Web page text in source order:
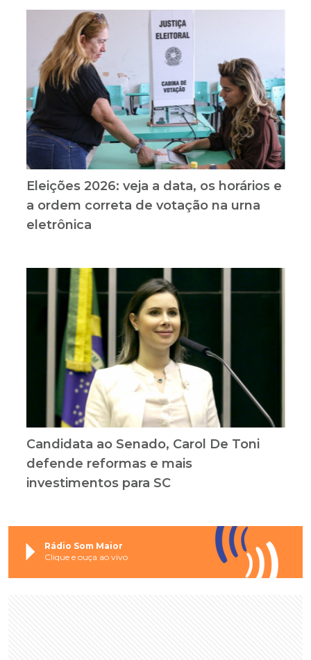
Eleições 2026: veja a data, os horários e
a ordem correta de votação na urna
eletrônica
Candidata ao Senado, Carol De Toni
defende reformas e mais
investimentos para SC
Rádio Som Maior
Clique e ouça ao vivo